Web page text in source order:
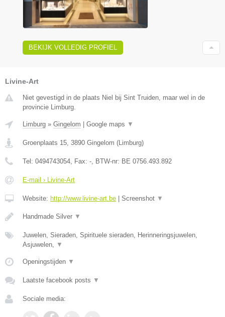
BEKIJK VOLLEDIG PROFIEL
Livine-Art
Niet gevestigd in de plaats Niel bij Sint Truiden, maar wel in de
provincie Limburg.
Limburg » Gingelom Google maps ▼
Groenplaats 15, 3890 Gingelom (Limburg)
Tel: 0494743054, Fax: -, BTW-nr: BE 0756.493.892
E-mail › Livine-Art
Website: http://www.livine-art.be Screenshot ▼
Handmade Silver ▼
Juwelen, Sieraden, Spirituele sieraden, Herinneringsjuwelen,
Asjuwelen, ▼
Openingstijden ▼
Laatste facebook posts ▼
Sociale media: